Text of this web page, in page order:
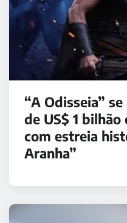
“A Odisseia”
de US$ 1
com estreia
Aranha”